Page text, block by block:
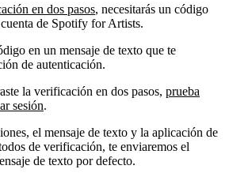
en dos pasos, necesitarás un código
de Spotify for Artists.
en un mensaje de texto que te
de autenticación.
la verificación en dos pasos, prueba
sesión.
el mensaje de texto y la aplicación de
de verificación, te enviaremos el
de texto por defecto.